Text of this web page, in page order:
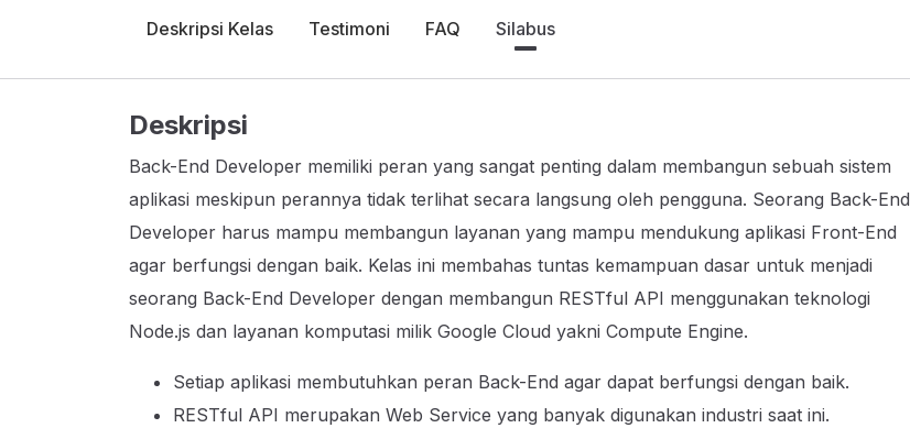
Deskripsi Kelas Testimoni FAQ Silabus
Deskripsi
Back-End Developer memiliki peran yang sangat penting dalam membangun sebuah sistem
aplikasi meskipun perannya tidak terlihat secara langsung oleh pengguna. Seorang Back-End
Developer harus mampu membangun layanan yang mampu mendukung aplikasi Front-End
agar berfungsi dengan baik. Kelas ini membahas tuntas kemampuan dasar untuk menjadi
seorang Back-End Developer dengan membangun RESTful API menggunakan teknologi
Node.js dan layanan komputasi milik Google Cloud yakni Compute Engine.
Setiap aplikasi membutuhkan peran Back-End agar dapat berfungsi dengan baik.
RESTful API merupakan Web Service yang banyak digunakan industri saat ini.